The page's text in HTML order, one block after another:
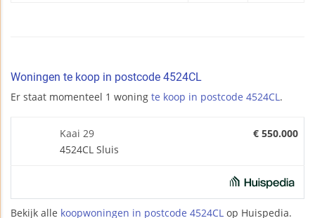
Woningen te koop in postcode 4524CL
Er staat momenteel 1 woning te koop in postcode 4524CL .
Kaai 29
4524CL Sluis
€ 550.000
Bekijk alle koopwoningen in postcode 4524CL op Huispedia.